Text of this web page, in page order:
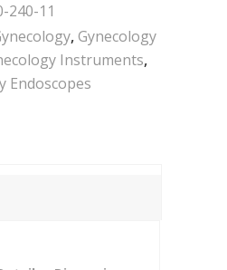
240-11
,Gynecology
Instruments,
Endoscopes